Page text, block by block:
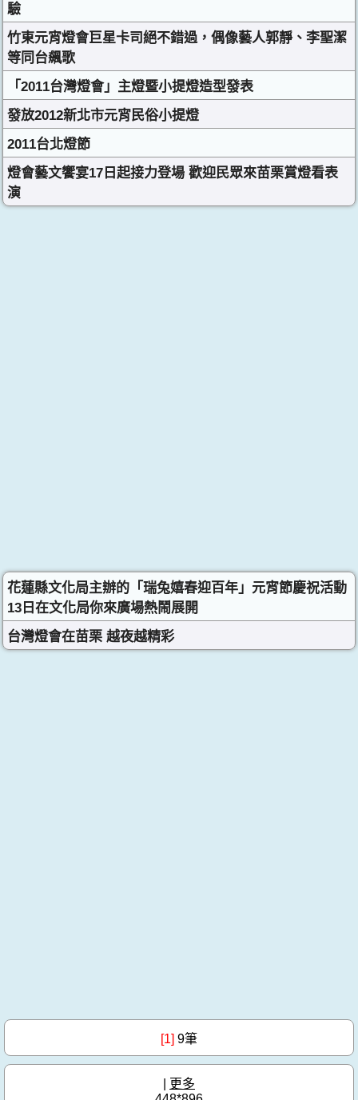
驗
竹東元宵燈會巨星卡司絕不錯過，偶像藝人郭靜、李聖潔
等同台飆歌
「2011台灣燈會」主燈暨小提燈造型發表
發放2012新北市元宵民俗小提燈
2011台北燈節
燈會藝文饗宴17日起接力登場 歡迎民眾來苗栗賞燈看表
演
花蓮縣文化局主辦的「瑞兔嬉春迎百年」元宵節慶祝活動
13日在文化局你來廣場熱鬧展開
台灣燈會在苗栗 越夜越精彩
[1] 9筆
更多